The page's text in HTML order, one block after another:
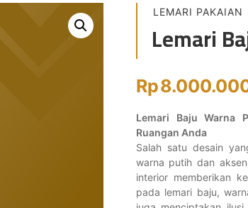
LEMARI PAKAIAN
Lemari
Rp
Lemari Baju Warna
Ruangan Anda
Salah satu desain
warna putih dan
interior memberikan
pada lemari baju,